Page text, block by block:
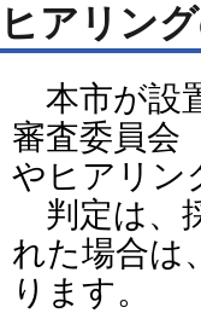
ヒアリン
本市が設
審査委員会
やヒアリン
判定は、
れた場合は
ります。